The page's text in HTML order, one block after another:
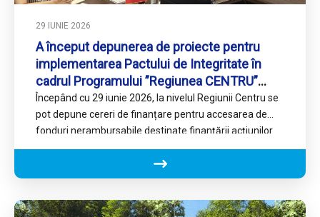
29 IUNIE 2026
A început depunerea de proiecte pentru
implementarea Pactului de Integritate în
cadrul Programului ”Regiunea CENTRU”
2021-2027
Începând cu 29 iunie 2026, la nivelul Regiunii Centru se
pot depune cereri de finanțare pentru accesarea de
fonduri nerambursabile destinate finanțării acțiunilor
necesare implementării…